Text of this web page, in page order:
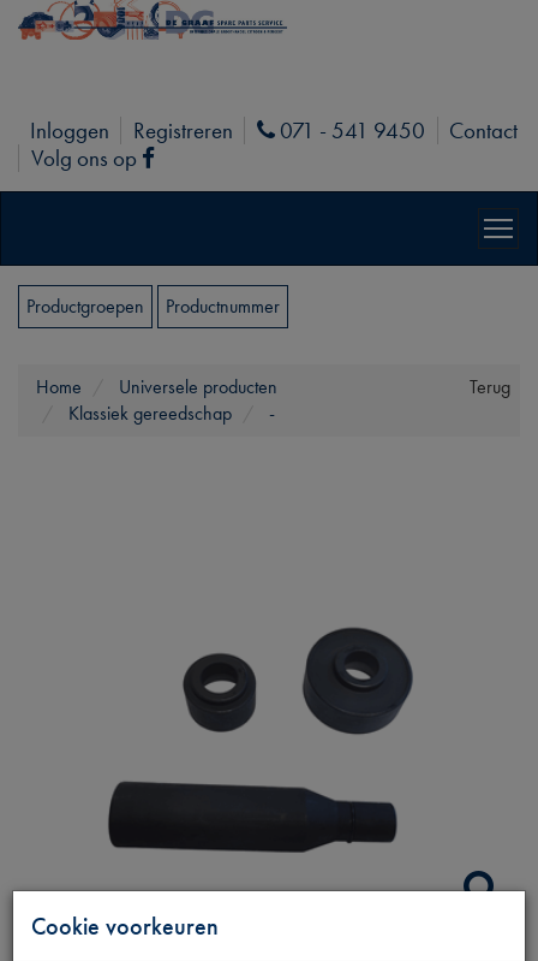
Inloggen Registreren Phone
071 - 541 9450
Contact
Volg ons op
Facebook
Productgroepen Productnummer
Terug
Home
Universele producten
Klassiek gereedschap
-
Cookie voorkeuren